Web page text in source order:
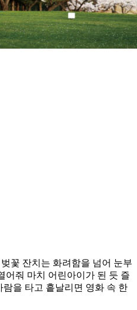
꽃 잔치는 화려함을 넘어 눈부
어줘 마치 어린아이가 된 듯 즐
을 타고 흩날리면 영화 속 한